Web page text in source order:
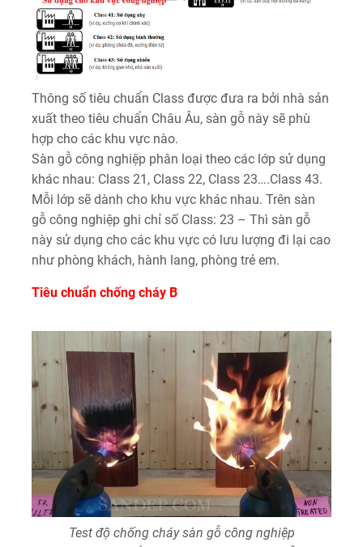
Thông số tiêu chuẩn Class được đưa ra bởi nhà sản
xuất theo tiêu chuẩn Châu Âu, sàn gỗ này sẽ phù
hợp cho các khu vực nào.
Sàn gỗ công nghiệp phân loại theo các lớp sử dụng
khác nhau: Class 21, Class 22, Class 23….Class 43.
Mỗi lớp sẽ dành cho khu vực khác nhau. Trên sàn
gỗ công nghiệp ghi chỉ số Class: 23 – Thì sàn gỗ
này sử dụng cho các khu vực có lưu lượng đi lại cao
như phòng khách, hành lang, phòng trẻ em.
Tiêu chuẩn chống cháy B
Test độ chống cháy sàn gỗ công nghiệp